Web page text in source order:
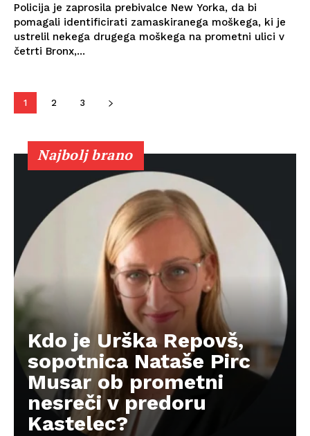
Policija je zaprosila prebivalce New Yorka, da bi
pomagali identificirati zamaskiranega moškega, ki je
ustrelil nekega drugega moškega na prometni ulici v
četrti Bronx,...
1 2 3
Najbolj brano
Kdo je Urška Repovš,
sopotnica Nataše Pirc
Musar ob prometni
nesreči v predoru
Kastelec?